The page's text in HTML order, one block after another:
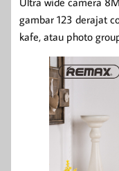
gambar 123 derajat
kafe, atau photo